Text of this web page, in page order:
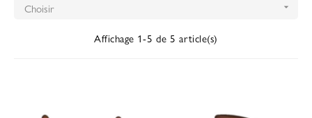
Choisir 
Affichage 1-5 de 5 article(s)